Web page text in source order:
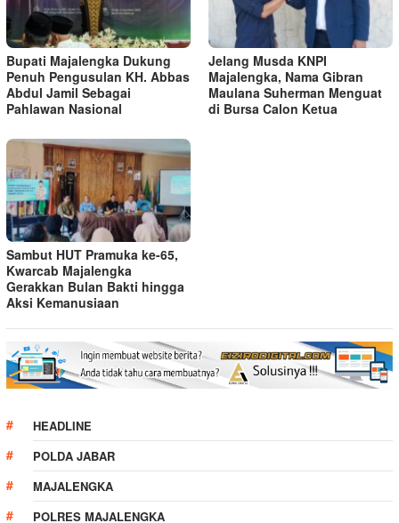
Bupati Majalengka Dukung
Penuh Pengusulan KH. Abbas
Abdul Jamil Sebagai
Pahlawan Nasional
Jelang Musda KNPI
Majalengka, Nama Gibran
Maulana Suherman Menguat
di Bursa Calon Ketua
Sambut HUT Pramuka ke-65,
Kwarcab Majalengka
Gerakkan Bulan Bakti hingga
Aksi Kemanusiaan
HEADLINE
POLDA JABAR
MAJALENGKA
POLRES MAJALENGKA